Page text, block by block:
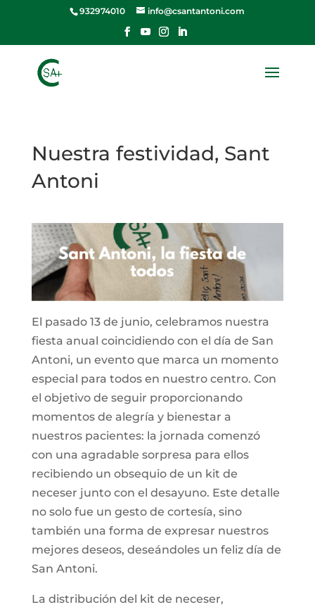
932974010 info@csantantoni.com
Nuestra festividad, Sant
Antoni
El pasado 13 de junio, celebramos nuestra
fiesta anual coincidiendo con el día de San
Antoni, un evento que marca un momento
especial para todos en nuestro centro. Con
el objetivo de seguir proporcionando
momentos de alegría y bienestar a
nuestros pacientes: la jornada comenzó
con una agradable sorpresa para ellos
recibiendo un obsequio de un kit de
neceser junto con el desayuno. Este detalle
no solo fue un gesto de cortesía, sino
también una forma de expresar nuestros
mejores deseos, deseándoles un feliz día de
San Antoni.
La distribución del kit de neceser,